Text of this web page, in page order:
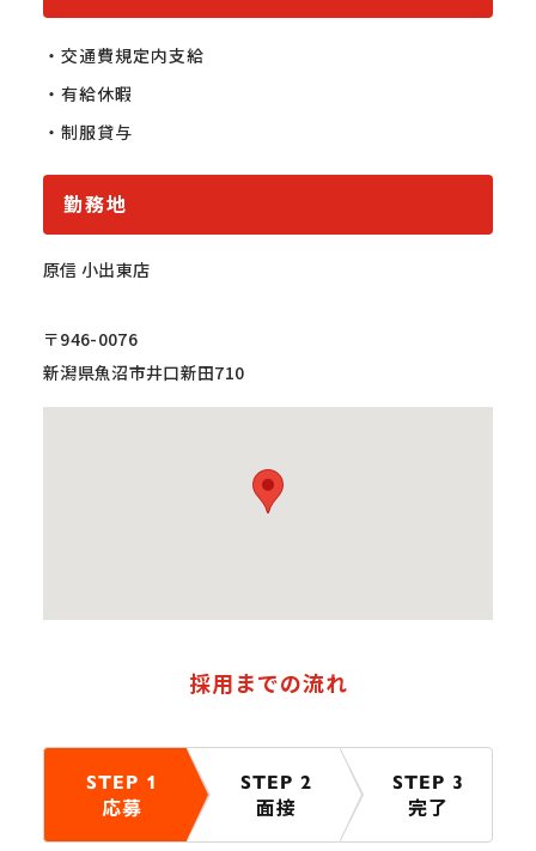
・交通費規定内支給
・有給休暇
・制服貸与
勤務地
原信 小出東店
〒946-0076
新潟県魚沼市井口新田710
採用までの流れ
STEP 1
応募
STEP 2
面接
STEP 3
完了